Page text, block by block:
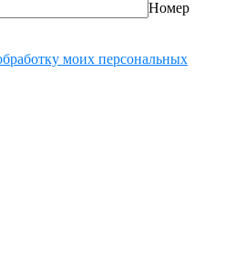
Номер
моих персональных